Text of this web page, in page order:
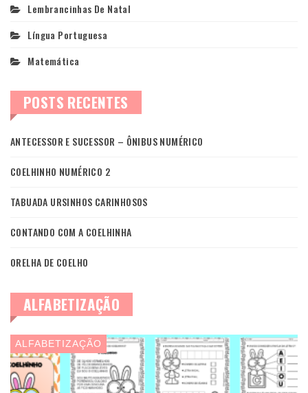
Lembrancinhas De Natal
Língua Portuguesa
Matemática
POSTS RECENTES
ANTECESSOR E SUCESSOR – ÔNIBUS NUMÉRICO
COELHINHO NUMÉRICO 2
TABUADA URSINHOS CARINHOSOS
CONTANDO COM A COELHINHA
ORELHA DE COELHO
ALFABETIZAÇÃO
ALFABETIZAÇÃO